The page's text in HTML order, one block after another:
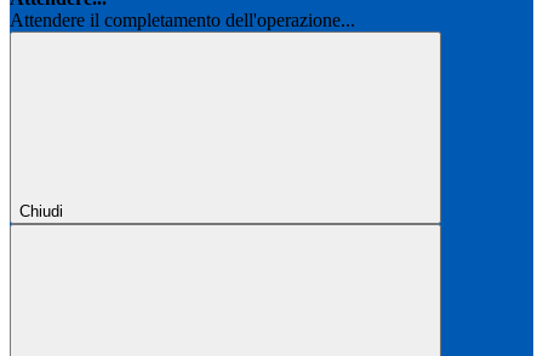
Attendere il completamento dell'operazione...
Chiudi